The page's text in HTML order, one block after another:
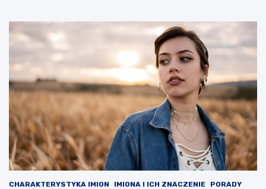
CHARAKTERYSTYKA IMION IMIONA I ICH ZNACZENIE
PORADY